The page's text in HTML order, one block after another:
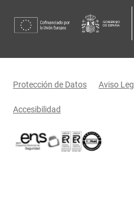
Menú legal
Protección de Datos Aviso
Accesibilidad